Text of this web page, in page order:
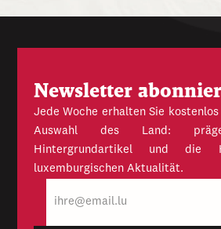
Newsletter
Jede Woche erhalten Sie
Auswahl des Land:
Hintergrundartikel und die
luxemburgischen Aktualität.
Mail